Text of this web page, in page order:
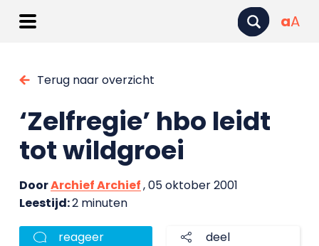
aA
Terug naar overzicht
‘Zelfregie’ hbo leidt
tot wildgroei
DoorArchief Archief, 05 oktober 2001
Leestijd:2 minuten
reageer deel